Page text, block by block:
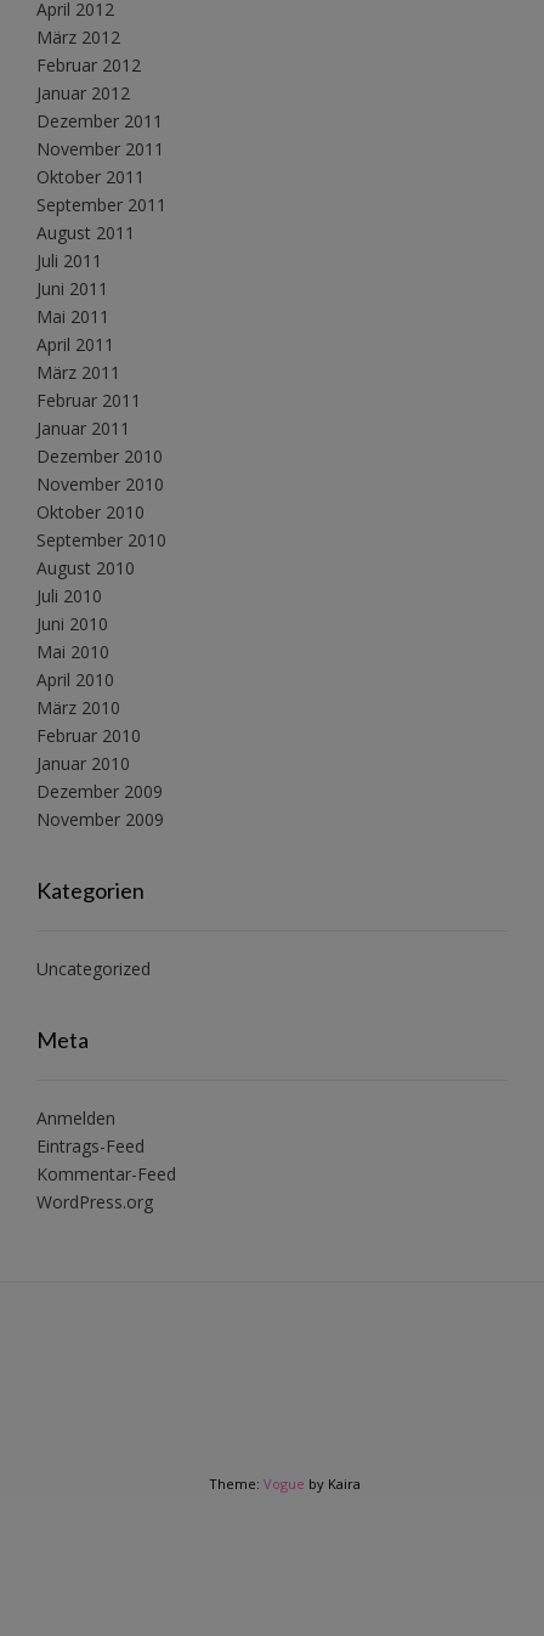
April 2012
März 2012
Februar 2012
Januar 2012
Dezember 2011
November 2011
Oktober 2011
September 2011
August 2011
Juli 2011
Juni 2011
Mai 2011
April 2011
März 2011
Februar 2011
Januar 2011
Dezember 2010
November 2010
Oktober 2010
September 2010
August 2010
Juli 2010
Juni 2010
Mai 2010
April 2010
März 2010
Februar 2010
Januar 2010
Dezember 2009
November 2009
Kategorien
Uncategorized
Meta
Anmelden
Eintrags-Feed
Kommentar-Feed
WordPress.org
Theme: Vogue by Kaira